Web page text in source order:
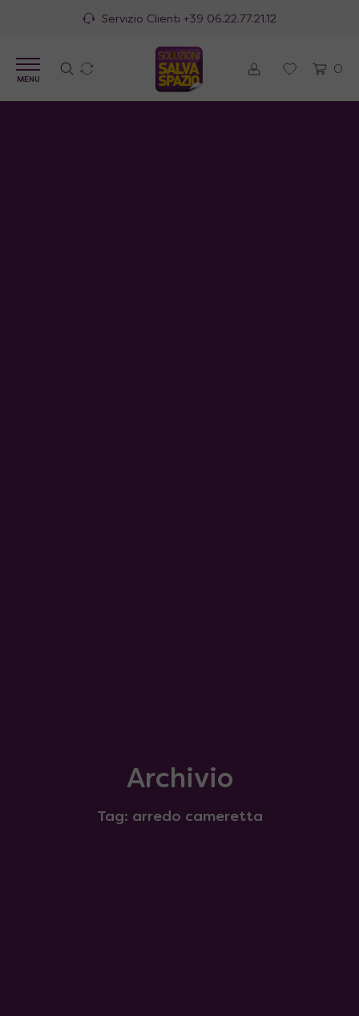
Servizio Clienti +39 06.22.77.21.12
0
MENU
Archivio
Tag: arredo cameretta